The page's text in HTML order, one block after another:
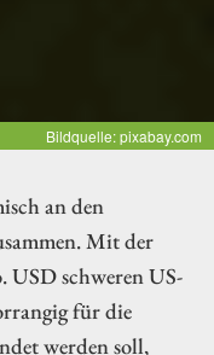
Bildquelle: pixabay.com
an den
Mit der
USD schweren US-
für die
werden soll,